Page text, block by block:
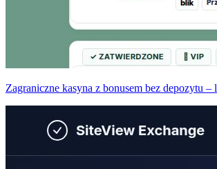
Zagraniczne kasyna z bonusem bez depozytu – l